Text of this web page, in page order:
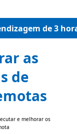
de 3
as
de
e melhorar os